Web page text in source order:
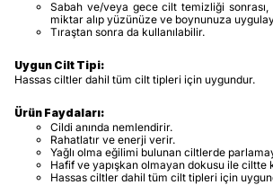
Sabah ve/veya gece cilt temizliği
miktar alıp yüzünüze ve boynunuza
Tıraştan sonra da kullanılabilir.
Uygun Cilt Tipi:
Hassas ciltler dahil tüm cilt tipleri için uygundur.
Ürün Faydaları:
Cildi anında nemlendirir.
Rahatlatır ve enerji verir.
Yağlı olma eğilimi bulunan ciltlerde
Hafif ve yapışkan olmayan dokusu ile ciltte
Hassas ciltler dahil tüm cilt tipleri için